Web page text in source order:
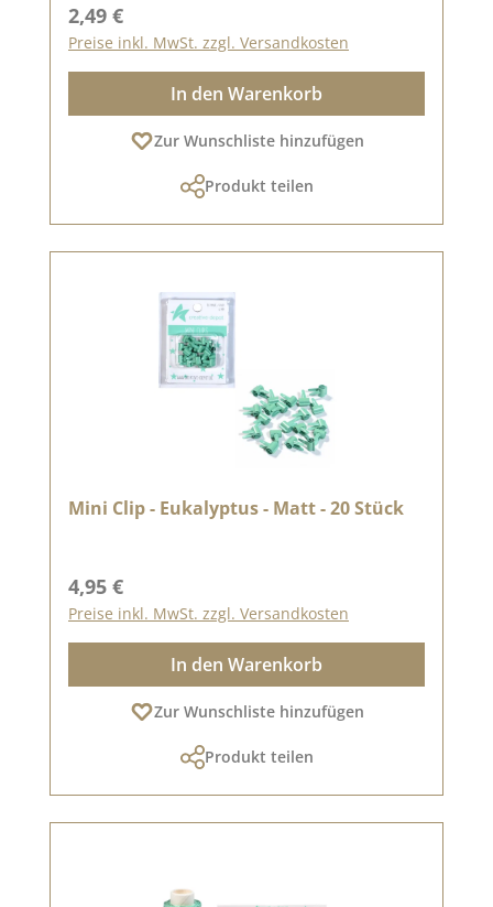
Regulärer Preis:
2,49 €
Preise inkl. MwSt. zzgl. Versandkosten
In den Warenkorb
Zur Wunschliste hinzufügen
Produkt teilen
Mini Clip - Eukalyptus - Matt - 20 Stück
Regulärer Preis:
4,95 €
Preise inkl. MwSt. zzgl. Versandkosten
In den Warenkorb
Zur Wunschliste hinzufügen
Produkt teilen